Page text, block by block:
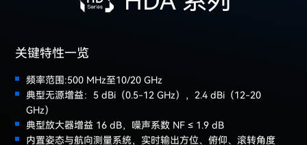
关键特性一览
频率范围:500 MHz至10/20 GHz
典型无源增益：5 dBi（0.5-12 GHz），2.4 dBi（12-20
GHz）
典型放大器增益 16 dB，噪声系数 NF ≤ 1.9 dB
内置姿态与航向测量系统，实时输出方位、俯仰、滚转角度